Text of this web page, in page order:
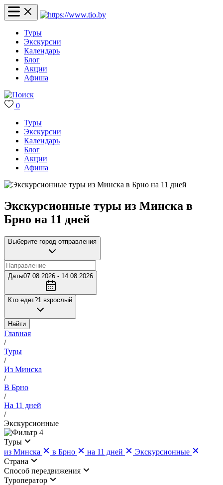
Туры
Экскурсии
Календарь
Блог
Акции
Афиша
0
Туры
Экскурсии
Календарь
Блог
Акции
Афиша
Экскурсионные туры из Минска в
Брно на 11 дней
Выберите город отправления
Даты07.08.2026 - 14.08.2026
Кто едет?1 взрослый
Найти
Главная
/
Туры
/
Из Минска
/
В Брно
/
На 11 дней
/
Экскурсионные
4
Туры
из Минска
в Брно на 11 дней
Экскурсионные
Страна
Cпособ передвижения
Туроператор